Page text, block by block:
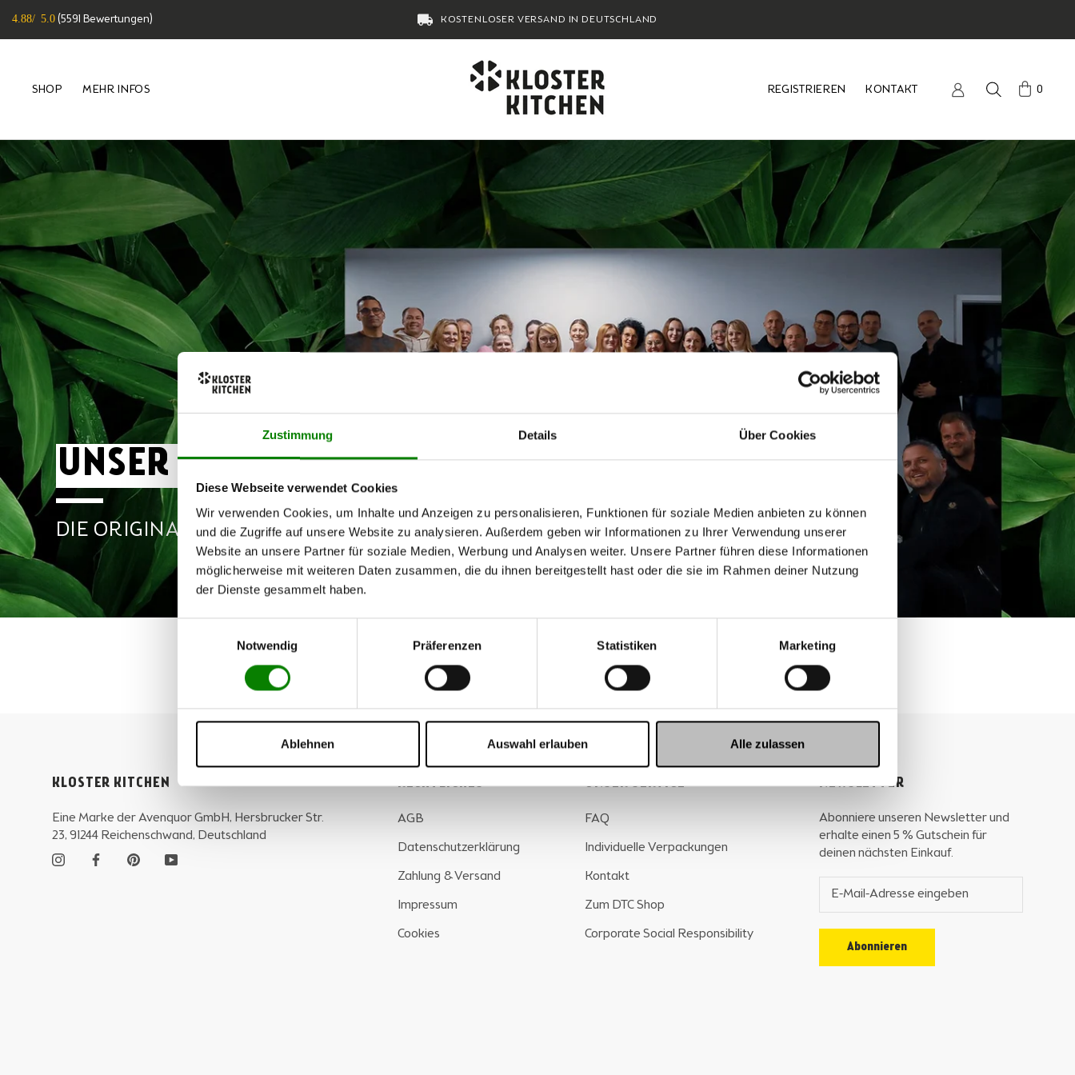
Zustimmung Details Über Cookies
Diese Webseite verwendet Cookies
Wir verwenden Cookies, um Inhalte und Anzeigen zu personalisieren, Funktionen für soziale Medien anbieten zu können
und die Zugriffe auf unsere Website zu analysieren. Außerdem geben wir Informationen zu Ihrer Verwendung unserer
Website an unsere Partner für soziale Medien, Werbung und Analysen weiter. Unsere Partner führen diese Informationen
möglicherweise mit weiteren Daten zusammen, die du ihnen bereitgestellt hast oder die sie im Rahmen deiner Nutzung
der Dienste gesammelt haben.
Notwendig
Präferenzen Statistiken Marketing
Ablehnen Auswahl erlauben Alle zulassen
zum
Inhalt
4.88/ 5.0 (5591 Bewertungen) KOSTENLOSER VERSAND IN DEUTSCHLAND
SHOP
MEHR INFOS
REGISTRIEREN
KONTAKT
0
UNSER TEAM
DIE ORIGINALE MIT DEN INGWERSTÜCKCHEN
KLOSTER KITCHEN
Eine Marke der Avenquor GmbH, Hersbrucker Str.
23, 91244 Reichenschwand, Deutschland
RECHTLICHES
AGB
Datenschutzerklärung
Zahlung & Versand
Impressum
Cookies
UNSER SERVICE
FAQ
Individuelle Verpackungen
Kontakt
Zum DTC Shop
Corporate Social Responsibility
NEWSLETTER
Abonniere unseren Newsletter und
erhalte einen 5 % Gutschein für
deinen nächsten Einkauf.
Abonnieren